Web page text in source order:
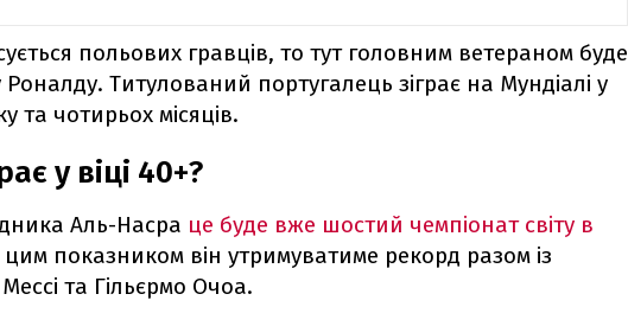
польових гравців, то тут головним ветераном буде
Роналду. Титулований португалець зіграє на Мундіалі у
та чотирьох місяців.
у віці 40+?
Аль-Насра це буде вже шостий чемпіонат світу в
цим показником він утримуватиме рекорд разом із
та Гільєрмо Очоа.